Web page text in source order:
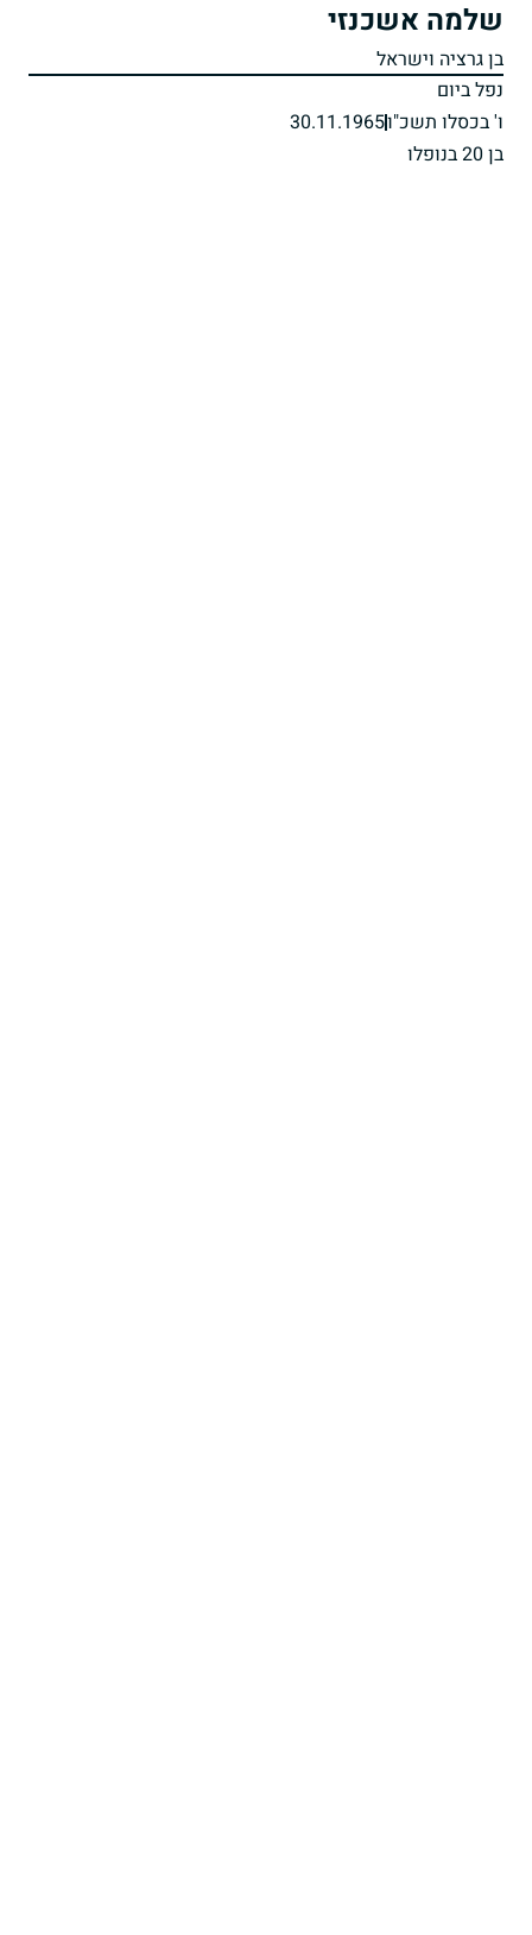
שלמה אשכנזי
בן גרציה וישראל
נפל ביום
ו' בכסלו תשכ"ו30.11.1965
בן 20 בנופלו